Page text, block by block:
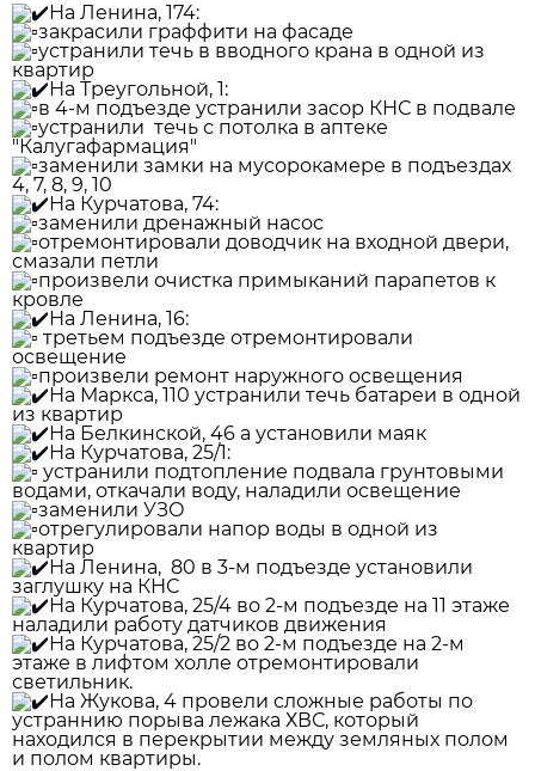
На Ленина, 174:
закрасили граффити на фасаде
устранили течь в вводного крана в одной из
квартир
На Треугольной, 1:
в 4-м подъезде устранили засор КНС в подвале
устранили течь с потолка в аптеке
"Калугафармация"
заменили замки на мусорокамере в подъездах
4, 7, 8, 9, 10
На Курчатова, 74:
заменили дренажный насос
отремонтировали доводчик на входной двери,
смазали петли
произвели очистка примыканий парапетов к
кровле
На Ленина, 16:
третьем подъезде отремонтировали
освещение
произвели ремонт наружного освещения
На Маркса, 110 устранили течь батареи в одной
из квартир
На Белкинской, 46 а установили маяк
На Курчатова, 25/1:
устранили подтопление подвала грунтовыми
водами, откачали воду, наладили освещение
заменили УЗО
отрегулировали напор воды в одной из
квартир
На Ленина, 80 в 3-м подъезде установили
заглушку на КНС
На Курчатова, 25/4 во 2-м подъезде на 11 этаже
наладили работу датчиков движения
На Курчатова, 25/2 во 2-м подъезде на 2-м
этаже в лифтом холле отремонтировали
светильник.
На Жукова, 4 провели сложные работы по
устраннию порыва лежака ХВС, который
находился в перекрытии между земляных полом
и полом квартиры.